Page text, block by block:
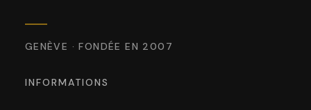
GENÈVE · FONDÉE EN 2007
INFORMATIONS